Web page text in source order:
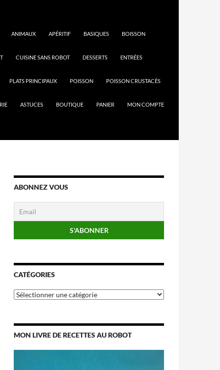
ANIMAUX APÉRITIF BASIQUES BOISSON
CUISINE SANS ROBOT DESSERTS ENTRÉES
PLATS PRINCIPAUX POISSON POISSON CRUSTACÉS
ASTUCES BOUTIQUE PANIER MON COMPTE
ABONNEZ VOUS
CATÉGORIES
Catégories
MON LIVRE DE RECETTES AU ROBOT